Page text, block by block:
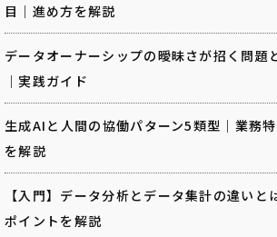
目｜進め方を解説
データオーナーシップの曖昧さが招く問題
｜実践ガイド
生成AIと人間の協働パターン5類型｜業務
を解説
【入門】データ分析とデータ集計の違いと
ポイントを解説